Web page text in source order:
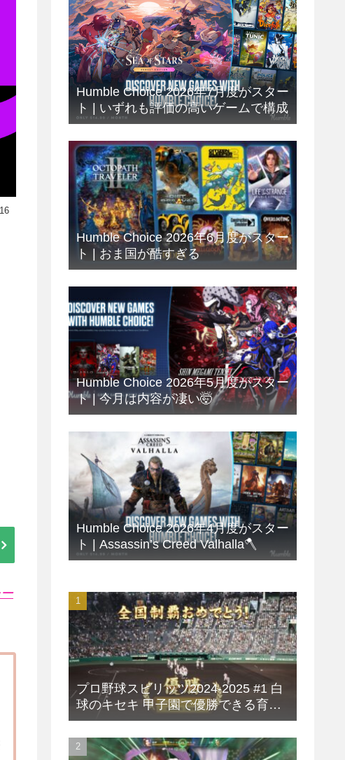
Humble Choice 2026年7月度がスター
ト | いずれも評価の高いゲームで構成
Humble Choice 2026年6月度がスター
ト | おま国が酷すぎる
Humble Choice 2026年5月度がスター
ト | 今月は内容が凄い🤯
Humble Choice 2026年4月度がスター
ト | Assassin’s Creed Valhalla🪓
プロ野球スピリッツ2024-2025 #1 白
球のキセキ 甲子園で優勝できる育成
方法